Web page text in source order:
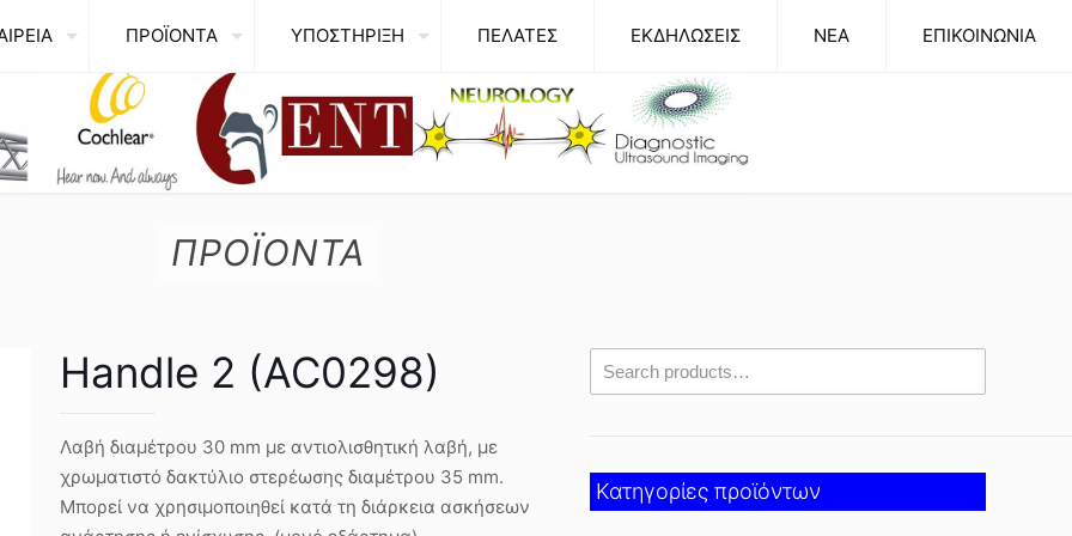
ΠΡΟΪΟΝΤΑ ΥΠΟΣΤΗΡΙΞΗ ΠΕΛΑΤΕΣ ΕΚΔΗΛΩΣΕΙΣ NEA ΕΠΙΚΟΙΝΩΝΙΑ
ΠΡΟΪΟΝΤΑ
Handle 2 (AC0298)
Λαβή διαμέτρου 30 mm με αντιολισθητική λαβή, με
χρωματιστό δακτύλιο στερέωσης διαμέτρου 35 mm.
Μπορεί να χρησιμοποιηθεί κατά τη διάρκεια ασκήσεων
Κατηγορίες προϊόντων